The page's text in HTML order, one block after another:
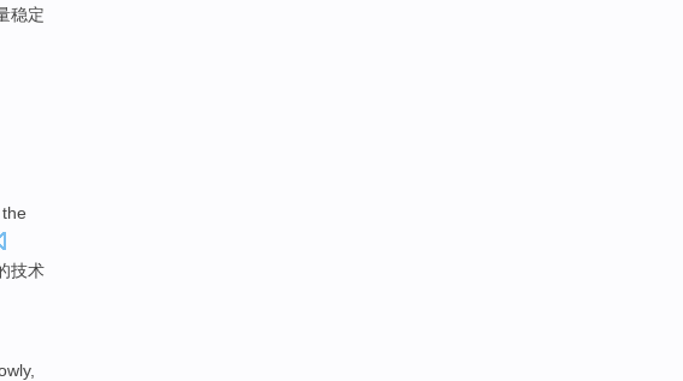
稳定
技术
,